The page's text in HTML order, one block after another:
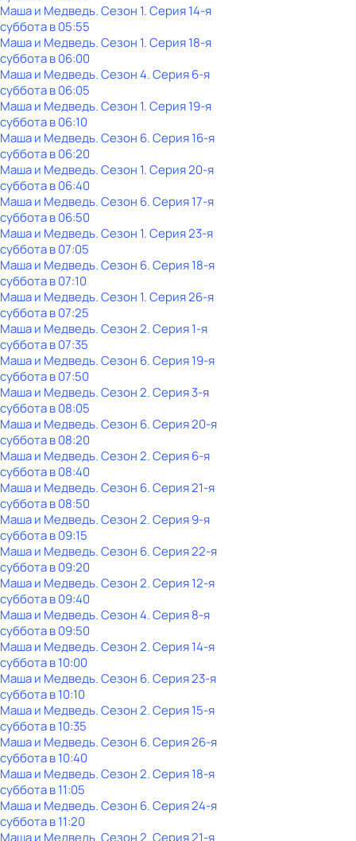
Маша и Медведь. Сезон 1. Серия 14-я
субботав05:55
Маша и Медведь. Сезон 1. Серия 18-я
субботав06:00
Маша и Медведь. Сезон 4. Серия 6-я
субботав06:05
Маша и Медведь. Сезон 1. Серия 19-я
субботав06:10
Маша и Медведь. Сезон 6. Серия 16-я
субботав06:20
Маша и Медведь. Сезон 1. Серия 20-я
субботав06:40
Маша и Медведь. Сезон 6. Серия 17-я
субботав06:50
Маша и Медведь. Сезон 1. Серия 23-я
субботав07:05
Маша и Медведь. Сезон 6. Серия 18-я
субботав07:10
Маша и Медведь. Сезон 1. Серия 26-я
субботав07:25
Маша и Медведь. Сезон 2. Серия 1-я
субботав07:35
Маша и Медведь. Сезон 6. Серия 19-я
субботав07:50
Маша и Медведь. Сезон 2. Серия 3-я
субботав08:05
Маша и Медведь. Сезон 6. Серия 20-я
субботав08:20
Маша и Медведь. Сезон 2. Серия 6-я
субботав08:40
Маша и Медведь. Сезон 6. Серия 21-я
субботав08:50
Маша и Медведь. Сезон 2. Серия 9-я
субботав09:15
Маша и Медведь. Сезон 6. Серия 22-я
субботав09:20
Маша и Медведь. Сезон 2. Серия 12-я
субботав09:40
Маша и Медведь. Сезон 4. Серия 8-я
субботав09:50
Маша и Медведь. Сезон 2. Серия 14-я
субботав10:00
Маша и Медведь. Сезон 6. Серия 23-я
субботав10:10
Маша и Медведь. Сезон 2. Серия 15-я
субботав10:35
Маша и Медведь. Сезон 6. Серия 26-я
субботав10:40
Маша и Медведь. Сезон 2. Серия 18-я
субботав11:05
Маша и Медведь. Сезон 6. Серия 24-я
субботав11:20
Маша и Медведь. Сезон 2. Серия 21-я